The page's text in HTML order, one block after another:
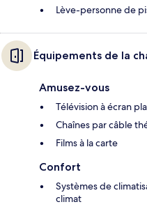
Lève-personne de
Équipements de la
Amusez-vous
Télévision à écran
Chaînes par câble
Films à la carte
Confort
Systèmes de
climat